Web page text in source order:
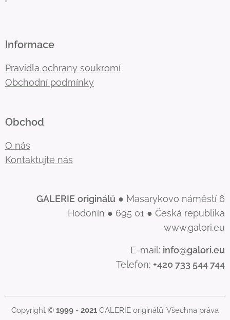
Informace
Pravidla ochrany soukromí
Obchodní podmínky
Obchod
O nás
Kontaktujte nás
GALERIE originálů ● Masarykovo náměstí 6
Hodonín ● 695 01 ● Česká republika
www.galori.eu
E-mail: info@galori.eu
Telefon: +420 733 544 744
Copyright © 1999 - 2021 GALERIE originálů. Všechna práva